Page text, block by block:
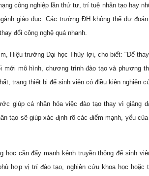
công nghiệp lần thứ tư, trí tuệ nhân tạo hay
giáo dục. Các trường ĐH không thể dự
đổi công nghệ quá nhanh.
Hiệu trưởng Đại học Thủy lợi, cho biết: "Để
mới mô hình, chương trình đào tạo và phương
trang thiết bị để sinh viên có điều kiện nghiên
giúp cá nhân hóa việc đào tạo thay vì giảng
tạo sẽ giúp xác định rõ các điểm mạnh, yếu
học cần đẩy mạnh kênh truyền thông để sinh
hợp vị trí đào tạo, nghiên cứu khoa học hoặc